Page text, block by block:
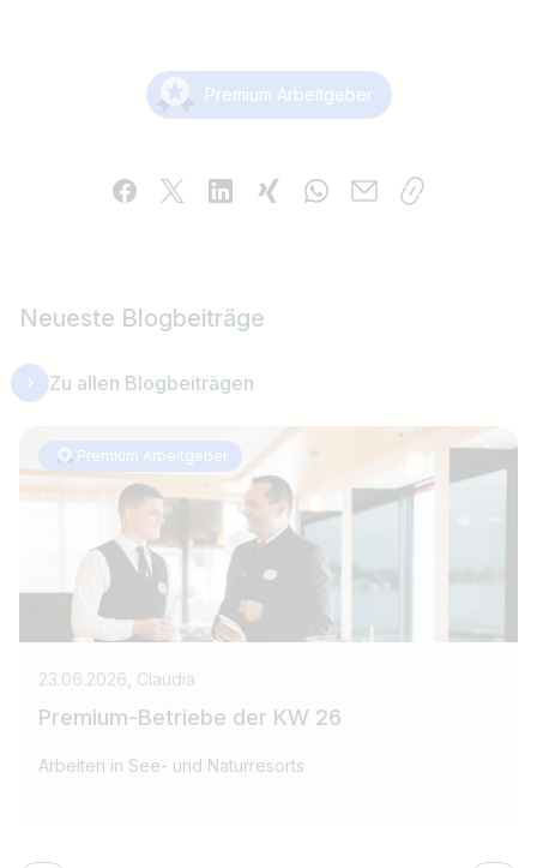
Premium Arbeitgeber
Neueste Blogbeiträge
Zu allen Blogbeiträgen
Premium Arbeitgeber
23.06.2026, Claudia
Premium-Betriebe der KW 26
Arbeiten in See- und Naturresorts